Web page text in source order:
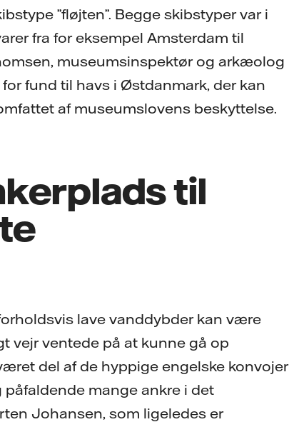
”fløjten”. Begge skibstyper var i
fra for eksempel Amsterdam til
museumsinspektør og arkæolog
fund til havs i Østdanmark, der kan
af museumslovens beskyttelse.
til
lave vanddybder kan være
vejr ventede på at kunne gå op
del af de hyppige engelske konvojer
mange ankre i det
Johansen, som ligeledes er